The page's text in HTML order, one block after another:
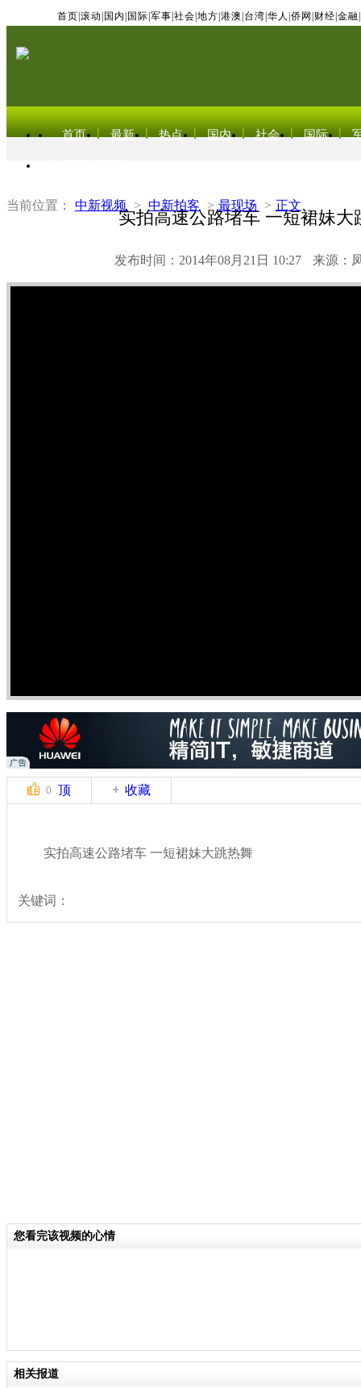
首页 滚动 国内 国际 军事 社会 地方 港澳 台湾 华人 侨网 财经 金融
首页 最新 热点 国内 社会 国际
当前位置： 中新视频 > 中新拍客 > 最现场 > 正文
实拍高速公路堵车 一短裙妹大
发布时间：2014年08月21日 10:27 来源：
0 顶 收藏
实拍高速公路堵车 一短裙妹大跳热舞
关键词：
您看完该视频的心情
相关报道